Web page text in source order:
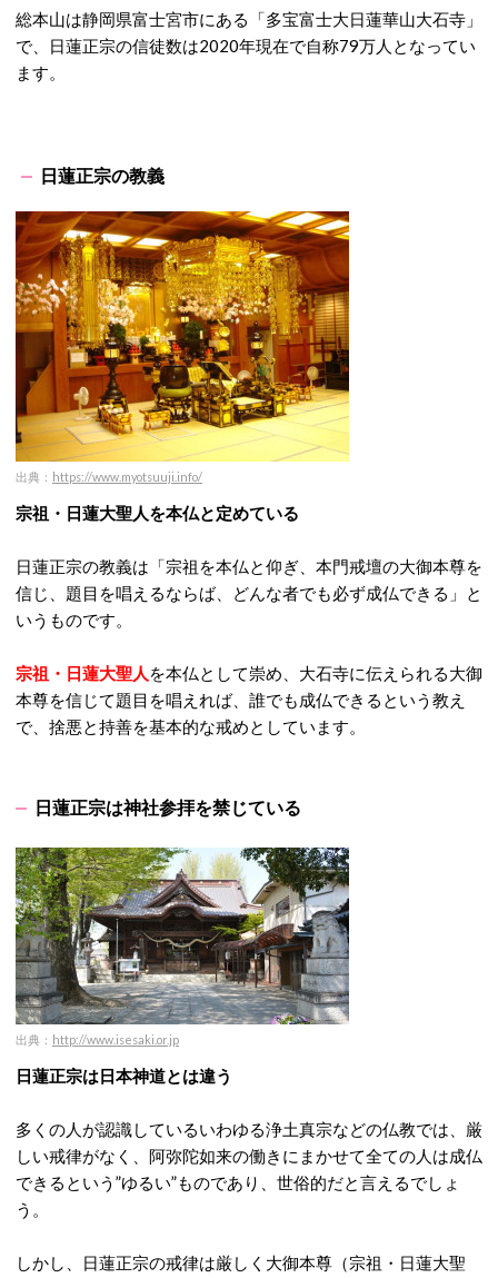
総本山は静岡県富士宮市にある「多宝富士大日蓮華山大石寺」
で、日蓮正宗の信徒数は2020年現在で自称79万人となってい
ます。
日蓮正宗の教義
出典： https://www.myotsuuji.info/
宗祖・日蓮大聖人を本仏と定めている
日蓮正宗の教義は「宗祖を本仏と仰ぎ、本門戒壇の大御本尊を
信じ、題目を唱えるならば、どんな者でも必ず成仏できる」と
いうものです。
宗祖・日蓮大聖人 を本仏として崇め、大石寺に伝えられる大御
本尊を信じて題目を唱えれば、誰でも成仏できるという教え
で、捨悪と持善を基本的な戒めとしています。
日蓮正宗は神社参拝を禁じている
出典： http://www.isesaki.or.jp
日蓮正宗は日本神道とは違う
多くの人が認識しているいわゆる浄土真宗などの仏教では、厳
しい戒律がなく、阿弥陀如来の働きにまかせて全ての人は成仏
できるという”ゆるい”ものであり、世俗的だと言えるでしょ
う。
しかし、日蓮正宗の戒律は厳しく大御本尊（宗祖・日蓮大聖